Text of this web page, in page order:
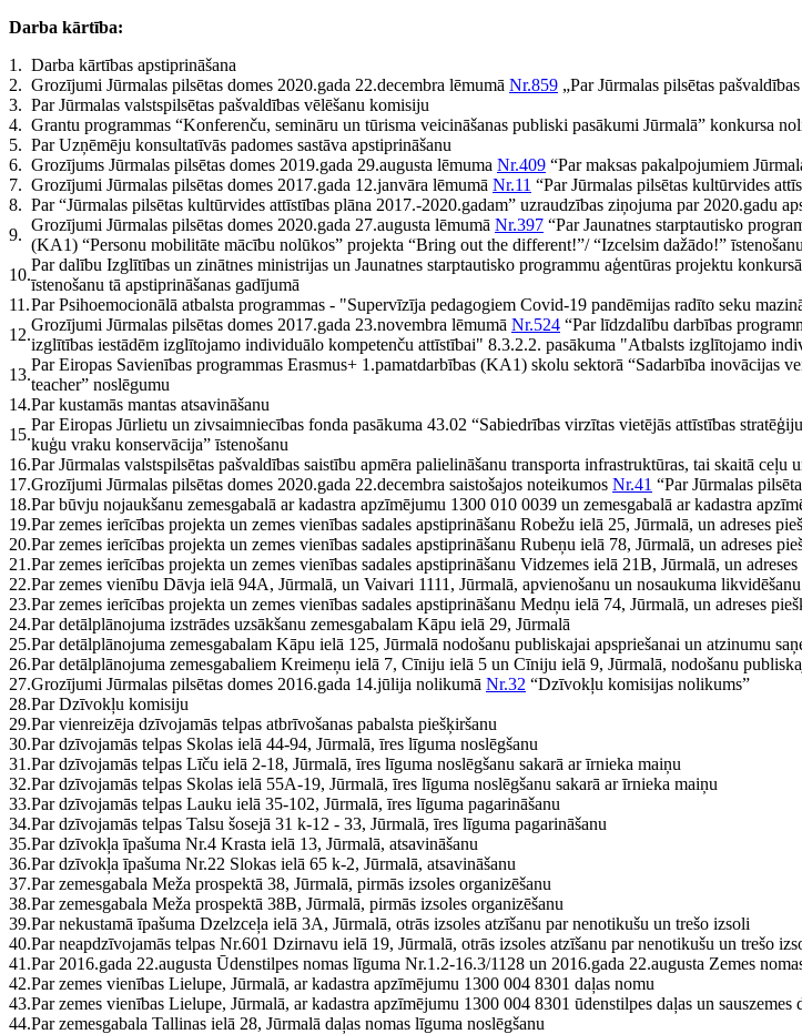
Darba kārtība:
1. Darba kārtības apstiprināšana
2. Grozījumi Jūrmalas pilsētas domes 2020.gada 22.decembra lēmumā Nr.859 „Par Jūrmalas pilsētas
3. Par Jūrmalas valstspilsētas pašvaldības vēlēšanu komisiju
4. Grantu programmas “Konferenču, semināru un tūrisma veicināšanas publiski pasākumi Jūrmalā” konkursa
5. Par Uzņēmēju konsultatīvās padomes sastāva apstiprināšanu
6. Grozījums Jūrmalas pilsētas domes 2019.gada 29.augusta lēmuma Nr.409 “Par maksas pakalpojumiem
7. Grozījumi Jūrmalas pilsētas domes 2017.gada 12.janvāra lēmumā Nr.11 “Par Jūrmalas pilsētas kultūrvides
8. Par “Jūrmalas pilsētas kultūrvides attīstības plāna 2017.-2020.gadam” uzraudzības ziņojuma par 2020.gadu
9.
Grozījumi Jūrmalas pilsētas domes 2020.gada 27.augusta lēmumā Nr.397 “Par Jaunatnes starptautisko
(KA1) “Personu mobilitāte mācību nolūkos” projekta “Bring out the different!”/ “Izcelsim dažādo!”
10.
Par dalību Izglītības un zinātnes ministrijas un Jaunatnes starptautisko programmu aģentūras projektu
īstenošanu tā apstiprināšanas gadījumā
11.Par Psihoemocionālā atbalsta programmas - "Supervīzīja pedagogiem Covid-19 pandēmijas radīto seku
12.
Grozījumi Jūrmalas pilsētas domes 2017.gada 23.novembra lēmumā Nr.524 “Par līdzdalību darbības
izglītības iestādēm izglītojamo individuālo kompetenču attīstībai" 8.3.2.2. pasākuma "Atbalsts izglītojamo
13.
Par Eiropas Savienības programmas Erasmus+ 1.pamatdarbības (KA1) skolu sektorā “Sadarbība inovācijas
teacher” noslēgumu
14.Par kustamās mantas atsavināšanu
15.
Par Eiropas Jūrlietu un zivsaimniecības fonda pasākuma 43.02 “Sabiedrības virzītas vietējās attīstības
kuģu vraku konservācija” īstenošanu
16.Par Jūrmalas valstspilsētas pašvaldības saistību apmēra palielināšanu transporta infrastruktūras, tai skaitā
17.Grozījumi Jūrmalas pilsētas domes 2020.gada 22.decembra saistošajos noteikumos Nr.41 “Par Jūrmalas
18.Par būvju nojaukšanu zemesgabalā ar kadastra apzīmējumu 1300 010 0039 un zemesgabalā ar kadastra
19.Par zemes ierīcības projekta un zemes vienības sadales apstiprināšanu Robežu ielā 25, Jūrmalā, un adreses
20.Par zemes ierīcības projekta un zemes vienības sadales apstiprināšanu Rubeņu ielā 78, Jūrmalā, un adreses
21.Par zemes ierīcības projekta un zemes vienības sadales apstiprināšanu Vidzemes ielā 21B, Jūrmalā, un
22.Par zemes vienību Dāvja ielā 94A, Jūrmalā, un Vaivari 1111, Jūrmalā, apvienošanu un nosaukuma likvidēšanu
23.Par zemes ierīcības projekta un zemes vienības sadales apstiprināšanu Medņu ielā 74, Jūrmalā, un adreses
24.Par detālplānojuma izstrādes uzsākšanu zemesgabalam Kāpu ielā 29, Jūrmalā
25.Par detālplānojuma zemesgabalam Kāpu ielā 125, Jūrmalā nodošanu publiskajai apspriešanai un atzinumu
26.Par detālplānojuma zemesgabaliem Kreimeņu ielā 7, Cīniju ielā 5 un Cīniju ielā 9, Jūrmalā, nodošanu
27.Grozījumi Jūrmalas pilsētas domes 2016.gada 14.jūlija nolikumā Nr.32 “Dzīvokļu komisijas nolikums”
28.Par Dzīvokļu komisiju
29.Par vienreizēja dzīvojamās telpas atbrīvošanas pabalsta piešķiršanu
30.Par dzīvojamās telpas Skolas ielā 44-94, Jūrmalā, īres līguma noslēgšanu
31.Par dzīvojamās telpas Līču ielā 2-18, Jūrmalā, īres līguma noslēgšanu sakarā ar īrnieka maiņu
32.Par dzīvojamās telpas Skolas ielā 55A-19, Jūrmalā, īres līguma noslēgšanu sakarā ar īrnieka maiņu
33.Par dzīvojamās telpas Lauku ielā 35-102, Jūrmalā, īres līguma pagarināšanu
34.Par dzīvojamās telpas Talsu šosejā 31 k-12 - 33, Jūrmalā, īres līguma pagarināšanu
35.Par dzīvokļa īpašuma Nr.4 Krasta ielā 13, Jūrmalā, atsavināšanu
36.Par dzīvokļa īpašuma Nr.22 Slokas ielā 65 k-2, Jūrmalā, atsavināšanu
37.Par zemesgabala Meža prospektā 38, Jūrmalā, pirmās izsoles organizēšanu
38.Par zemesgabala Meža prospektā 38B, Jūrmalā, pirmās izsoles organizēšanu
39.Par nekustamā īpašuma Dzelzceļa ielā 3A, Jūrmalā, otrās izsoles atzīšanu par nenotikušu un trešo izsoli
40.Par neapdzīvojamās telpas Nr.601 Dzirnavu ielā 19, Jūrmalā, otrās izsoles atzīšanu par nenotikušu un trešo
41.Par 2016.gada 22.augusta Ūdenstilpes nomas līguma Nr.1.2-16.3/1128 un 2016.gada 22.augusta Zemes
42.Par zemes vienības Lielupe, Jūrmalā, ar kadastra apzīmējumu 1300 004 8301 daļas nomu
43.Par zemes vienības Lielupe, Jūrmalā, ar kadastra apzīmējumu 1300 004 8301 ūdenstilpes daļas un sauszemes
44.Par zemesgabala Tallinas ielā 28, Jūrmalā daļas nomas līguma noslēgšanu